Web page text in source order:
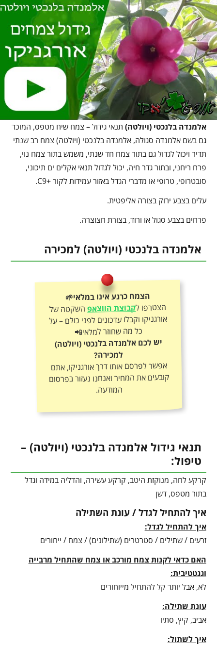
אלמנדה בלנכטי (ויולטה) תנאי גידול – צמח שיח מטפס, המוכר
גם בשם אלמנדה סגולה, אלמנדה בלנכטי (ויולטה) צמח רב שנתי
תדיר ויכול לגדול גם בתור צמח חד שנתי, משמש בתור צמח נוי,
פרח ריחני, ובתור גדר חיה, יכול לגדול תנאי אקלים ים תיכוני,
סובטרופי, טרופי או מדברי הגדל באזור עמידות לקור +C9.
עלים בצבע ירוק בצורה אליפטית.
פרחים בצבע סגול או ורוד, בצורת חצוצרה.
אלמנדה בלנכטי (ויולטה) למכירה
הצמח כרגע אינו במלאי🌱
הצטרפו לקבוצת הווצאפהשקטה של
אורגניקו וקבלו עדכונים לפני כולם – על
כל מה שחוזר למלאי📲
יש לכם אלמנדה בלנכטי (ויולטה)
למכירה?
אפשר לפרסם אותו דרך אורגניקו, אתם
קובעים את המחיר ואנחנו נעזור בפרסום
המודעה.
תנאי גידול אלמנדה בלנכטי (ויולטה) –
טיפול:
קרקע לחה, מנוקזת היטב, קרקע עשירה, והדליה במידה וגדל
בתור מטפס, דשן
איך להתחיל לגדל / עונת השתילה
איך להתחיל לגדל:
זרעים / שתילים / סטרטרים (שתילונים) / צמח / ייחורים
האם כדאי לקנות צמח מורכב או צמח שהתחיל מרבייה
וגגטטיבית:
לא, אבל יותר קל להתחיל מייוחורים
עונת שתילה:
אביב, קיץ, סתיו
איך לשתול: